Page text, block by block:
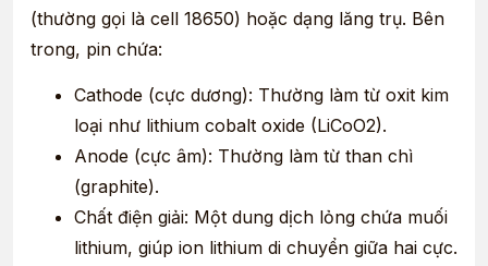
(thường gọi là cell 18650) hoặc dạng lăng trụ. Bên
trong, pin chứa:
Cathode (cực dương): Thường làm từ oxit kim
loại như lithium cobalt oxide (LiCoO2).
Anode (cực âm): Thường làm từ than chì
(graphite).
Chất điện giải: Một dung dịch lỏng chứa muối
lithium, giúp ion lithium di chuyển giữa hai cực.